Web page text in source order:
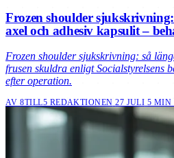
Frozen shoulder
axel och adhesiv kapsulit –
Frozen shoulder sjukskrivning: så
frusen skuldra enligt Socialstyrelsens
efter operation.
AV 8TILL5 REDAKTIONEN 27 JULI 5 MIN